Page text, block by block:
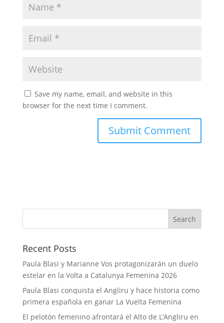
Save my name, email, and website in this
browser for the next time I comment.
Recent Posts
Paula Blasi y Marianne Vos protagonizarán un duelo
estelar en la Volta a Catalunya Femenina 2026
Paula Blasi conquista el Angliru y hace historia como
primera española en ganar La Vuelta Femenina
El pelotón femenino afrontará el Alto de L’Angliru en